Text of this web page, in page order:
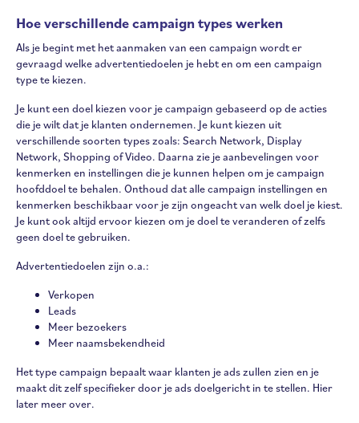
Hoe verschillende campaign types werken
Als je begint met het aanmaken van een campaign wordt er
gevraagd welke advertentiedoelen je hebt en om een campaign
type te kiezen.
Je kunt een doel kiezen voor je campaign gebaseerd op de acties
die je wilt dat je klanten ondernemen. Je kunt kiezen uit
verschillende soorten types zoals: Search Network, Display
Network, Shopping of Video. Daarna zie je aanbevelingen voor
kenmerken en instellingen die je kunnen helpen om je campaign
hoofddoel te behalen. Onthoud dat alle campaign instellingen en
kenmerken beschikbaar voor je zijn ongeacht van welk doel je kiest.
Je kunt ook altijd ervoor kiezen om je doel te veranderen of zelfs
geen doel te gebruiken.
Advertentiedoelen zijn o.a.:
Verkopen
Leads
Meer bezoekers
Meer naamsbekendheid
Het type campaign bepaalt waar klanten je ads zullen zien en je
maakt dit zelf specifieker door je ads doelgericht in te stellen. Hier
later meer over.